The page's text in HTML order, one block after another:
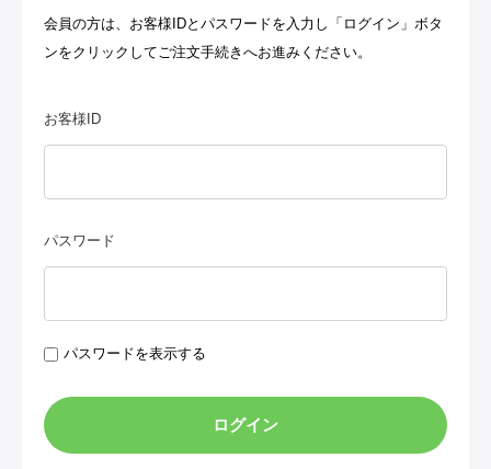
会員の方は、お客様IDとパスワードを入力し「ログイン」ボタ
ンをクリックしてご注文手続きへお進みください。
お客様ID
パスワード
パスワードを表示する